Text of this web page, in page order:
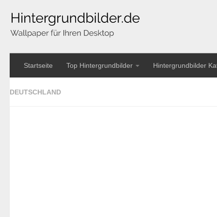
Startseite Top Hintergrundbilder Hintergrundbilder
DEUTSCHLAND